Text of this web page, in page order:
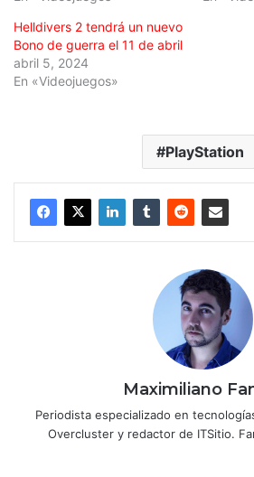
Helldivers 2 tendrá un nuevo
Bono de guerra el 11 de abril
abril 5, 2024
En «Videojuegos»
PlayStation
Maximiliano
Periodista especializado en
Overcluster y redactor de ITSitio.